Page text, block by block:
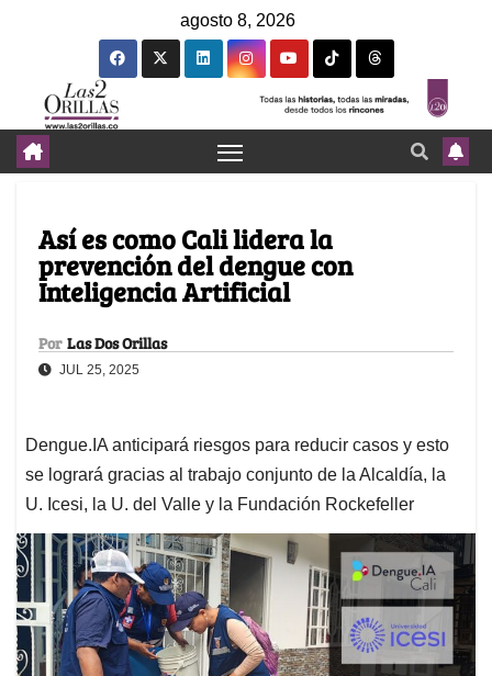
agosto 8, 2026
Así es como Cali lidera la
prevención del dengue con
Inteligencia Artificial
Por Las Dos Orillas
JUL 25, 2025
Dengue.IA anticipará riesgos para reducir casos y esto
se logrará gracias al trabajo conjunto de la Alcaldía, la
U. Icesi, la U. del Valle y la Fundación Rockefeller